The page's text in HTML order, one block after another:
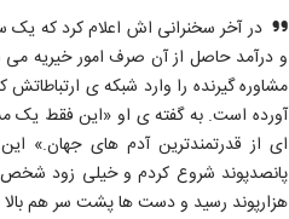
در آخر سخنرانی اش اعلام کرد که
و درآمد حاصل از آن صرف امور خیریه
مشاوره گیرنده را وارد شبکه ی
آورده است. به گفته ی او «این فقط یک
ای از قدرتمندترین آدم های جهان.»
پانصدپوند شروع کردم و خیلی زود
هزارپوند رسید و دست ها پشت سر هم بالا